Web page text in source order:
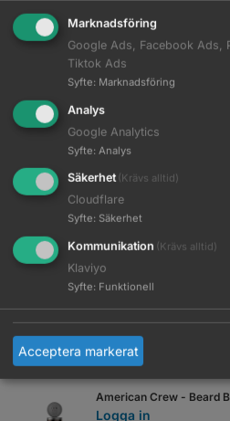
American Crew - 3-in-1
450 ml
Logga in
Deodorant Body Wash -
Logga in
American Crew -
ml
Logga in
American Crew - Anti-
Scalp Lotion - 100 ml
Logga in
American Crew - Anti-
Shampoo - 250 ml
Logga in
American Crew - Beard
Logga in
Marknadsföring
Google Ads, Facebook Ads,
Tiktok Ads
Syfte: Marknadsföring
Analys
Google Analytics
Syfte: Analys
Säkerhet (Krävs alltid)
Cloudflare
Syfte: Säkerhet
Kommunikation (Krävs alltid)
Klaviyo
Syfte: Funktionell
Acceptera markerat